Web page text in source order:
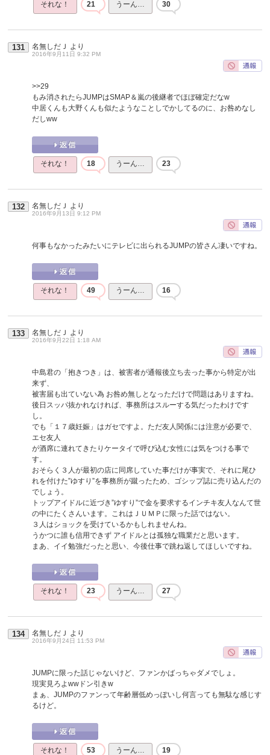
それな！ 21 うーん… 30
131 名無しだＪ より
2016年9月11日 9:32 PM
>>29
もみ消されたらJUMPはSMAP＆嵐の後継者でほぼ確定だなw
中居くんも大野くんも似たようなことしでかしてるのに、お咎めなし
だしww
それな！ 18 うーん… 23
132 名無しだＪ より
2016年9月13日 9:12 PM
何事もなかったみたいにテレビに出られるJUMPの皆さん凄いですね。
それな！ 49 うーん… 16
133 名無しだＪ より
2016年9月22日 1:18 AM
中島君の「抱きつき」は、被害者が通報後立ち去った事から特定が出
来ず、
被害届も出ていない為 お咎め無しとなっただけで問題はありますね。
後日スッパ抜かれなければ、事務所はスルーする気だったわけです
し。
でも「１７歳妊娠」はガセですよ。ただ友人関係には注意が必要で、
エセ友人
が酒席に連れてきたりケータイで呼び込む女性には気をつける事で
す。
おそらく３人が最初の店に同席していた事だけが事実で、それに尾ひ
れを付けた”ゆすり”を事務所が蹴ったため、ゴシップ誌に売り込んだの
でしょう。
トップアイドルに近づき”ゆすり”で金を要求するインチキ友人なんて世
の中にたくさんいます。これはＪＵＭＰに限った話ではない。
３人はショックを受けているかもしれませんね。
うかつに誰も信用できず アイドルとは孤独な職業だと思います。
まあ、イイ勉強だったと思い、今後仕事で跳ね返してほしいですね。
それな！ 23 うーん… 27
134 名無しだＪ より
2016年9月24日 11:53 PM
JUMPに限った話じゃないけど、ファンかばっちゃダメでしょ。
現実見ろよwwドン引きw
まぁ、JUMPのファンって年齢層低めっぽいし何言っても無駄な感じす
るけど。
それな！ 53 うーん… 19